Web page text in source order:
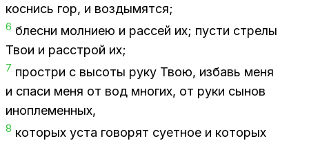
кос­нись гор, и воз­ды­мят­ся;
6 блес­ни мол­ниею и рас­сей их; пу­сти стре­лы
Твои и рас­строй их;
7 про­стри с вы­со­ты руку Твою, из­бавь меня
и спа­си меня от вод мно­гих, от руки сы­нов
ино­пле­мен­ных,
8 ко­то­рых уста го­во­рят су­ет­ное и ко­то­рых